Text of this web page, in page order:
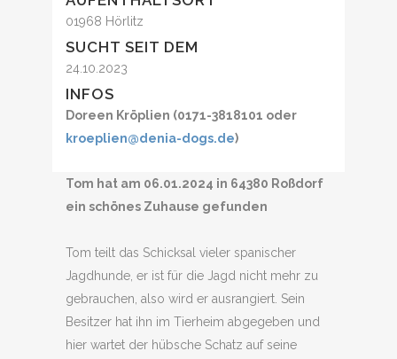
01968 Hörlitz
SUCHT SEIT DEM
24.10.2023
INFOS
Doreen Kröplien (0171-3818101 oder
kroeplien@denia-dogs.de)
Tom hat am 06.01.2024 in 64380 Roßdorf
ein schönes Zuhause gefunden
Tom teilt das Schicksal vieler spanischer
Jagdhunde, er ist für die Jagd nicht mehr zu
gebrauchen, also wird er ausrangiert. Sein
Besitzer hat ihn im Tierheim abgegeben und
hier wartet der hübsche Schatz auf seine